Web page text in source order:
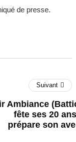
de presse.
Suivant
Ambiance
fête ses 20
prépare son